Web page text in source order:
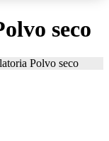
seco
Polvo seco